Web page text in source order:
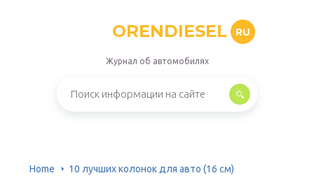
ORENDIESEL RU
Журнал об автомобилях
Home 10 лучших колонок для авто (16 см)